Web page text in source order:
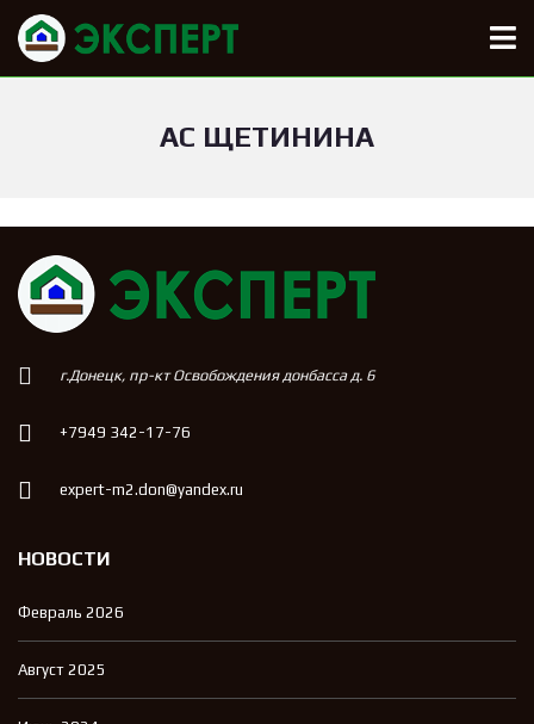
АС ЩЕТИНИНА
г.Донецк, пр-кт Освобождения донбасса д. 6
+7949 342-17-76
expert-m2.don@yandex.ru
НОВОСТИ
Февраль 2026
Август 2025